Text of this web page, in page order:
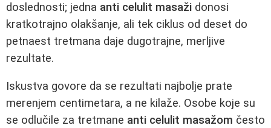
doslednosti; jedna anti celulit masaži donosi
kratkotrajno olakšanje, ali tek ciklus od deset do
petnaest tretmana daje dugotrajne, merljive
rezultate.
Iskustva govore da se rezultati najbolje prate
merenjem centimetara, a ne kilaže. Osobe koje su
se odlučile za tretmane anti celulit masažom često